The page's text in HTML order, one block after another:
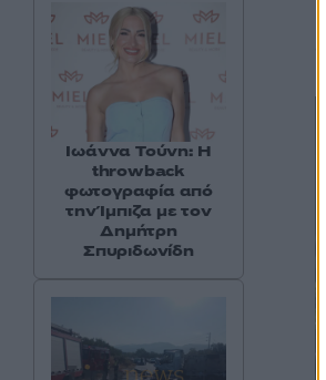
Ιωάννα Τούνη: Η
throwback
φωτογραφία από
την Ίμπιζα με τον
Δημήτρη
Σπυριδωνίδη